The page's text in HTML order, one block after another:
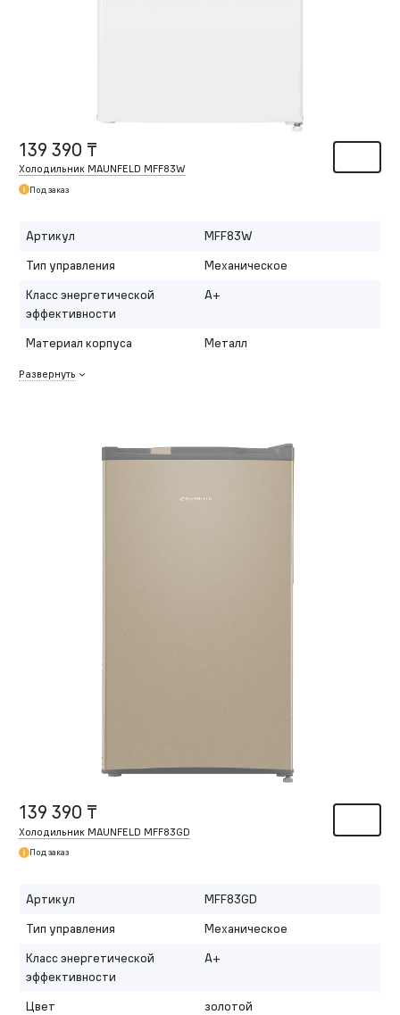
139 390 ₸
Холодильник MAUNFELD MFF83W
Под заказ
Артикул
MFF83W
Тип управления
Механическое
Класс энергетической
эффективности
A+
Материал корпуса Металл
Развернуть
139 390 ₸
Холодильник MAUNFELD MFF83GD
Под заказ
Артикул
MFF83GD
Тип управления
Механическое
Класс энергетической
эффективности
A+
Цвет золотой